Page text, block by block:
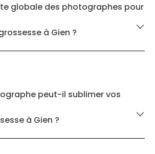
globale des photographes pour
à Gien ?
peut-il sublimer vos
à Gien ?